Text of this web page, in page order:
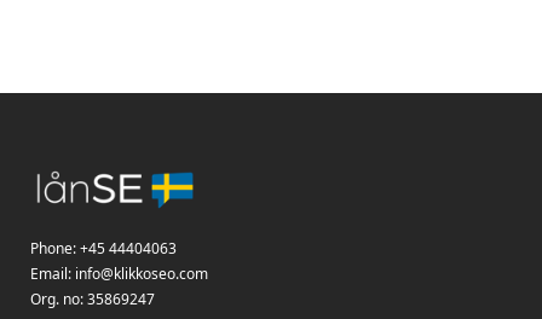
Phone:+45 44404063
Email: info@klikkoseo.com
Org. no: 35869247